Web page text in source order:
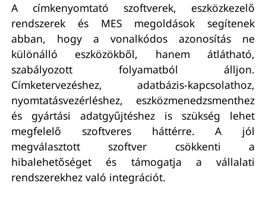
A címkenyomtató szoftverek, eszközkezelő
rendszerek és MES megoldások segítenek
abban, hogy a vonalkódos azonosítás ne
különálló eszközökből, hanem átlátható,
szabályozott folyamatból álljon.
Címketervezéshez, adatbázis-kapcsolathoz,
nyomtatásvezérléshez, eszközmenedzsmenthez
és gyártási adatgyűjtéshez is szükség lehet
megfelelő szoftveres háttérre. A jól
megválasztott szoftver csökkenti a
hibalehetőséget és támogatja a vállalati
rendszerekhez való integrációt.